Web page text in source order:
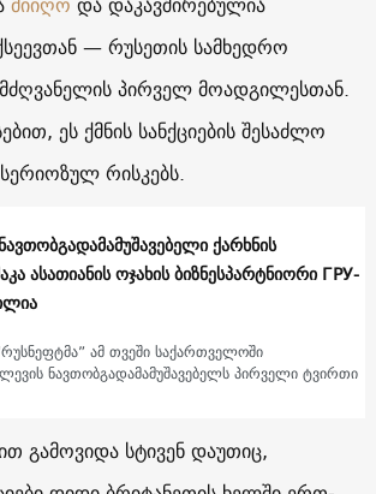
— რუსეთის სამხედრო
პირველ მოადგილესთან.
ეს ქმნის სანქციების შესაძლო
რისკებს.
ქარხნის
ასათიანის ოჯახის ბიზნესპარტნიორი ГРУ-
ამ თვეში საქართველოში
ნავთობგადამამუშავებელს პირველი ტვირთი
გამოვიდა სტივენ დაუთიც,